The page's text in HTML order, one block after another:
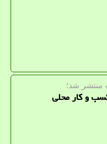
منتشر شد؛